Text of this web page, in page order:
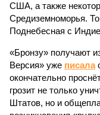
США, а также
Средиземноморья. То
Поднебесная с
«Бронзу» получают
Версия» уже писала
окончательно
грозит не только
Штатов, но и